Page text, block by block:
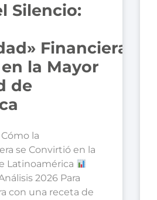
Silencio:
Financiera
la Mayor
de
la
se Convirtió en la
Latinoamérica
2026 Para
con una receta de